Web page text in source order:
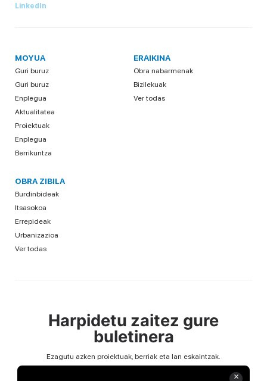
LinkedIn
MOYUA
Guri buruz
Guri buruz
Enplegua
Aktualitatea
Proiektuak
Enplegua
Berrikuntza
ERAIKINA
Obra nabarmenak
Bizilekuak
Ver todas
OBRA ZIBILA
Burdinbideak
Itsasokoa
Errepideak
Urbanizazioa
Ver todas
Harpidetu zaitez gure
buletinera
Ezagutu azken proiektuak, berriak eta lan eskaintzak.
×